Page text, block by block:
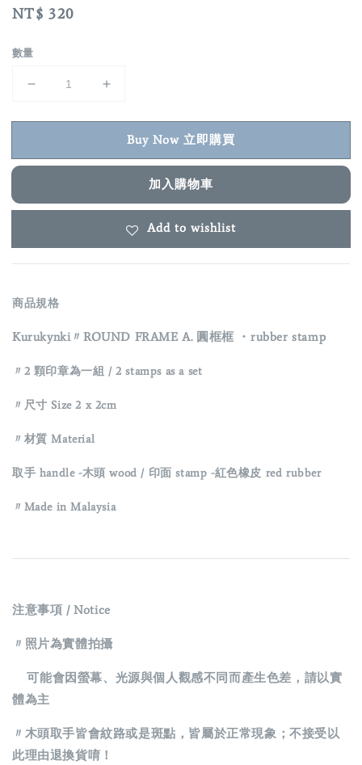
Regular
NT$ 320
數量
Buy Now 立即購買
加入購物車
Add to wishlist
商品規格
Kurukynki〃ROUND FRAME A. 圓框框 ・rubber stamp
〃2 顆印章為一組 / 2 stamps as a set
〃 尺寸 Size2 x 2cm
〃材質 Material
取手 handle -木頭 wood / 印面 stamp -紅色橡皮 red rubber
〃Made in Malaysia
注意事項 / Notice
〃照片為實體拍攝
可能會因螢幕、光源與個人觀感不同而產生色差，請以實
體為主
〃木頭取手皆會紋路或是斑點，皆屬於正常現象；不接受以
此理由退換貨唷！